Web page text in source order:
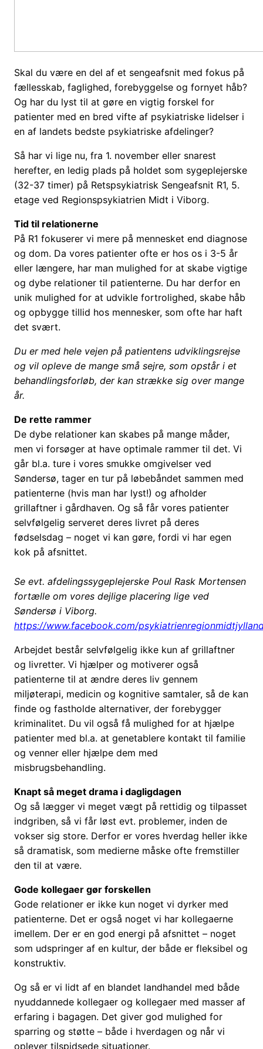
Skal du være en del af et sengeafsnit med fokus på
fællesskab, faglighed, forebyggelse og fornyet håb?
Og har du lyst til at gøre en vigtig forskel for
patienter med en bred vifte af psykiatriske lidelser i
en af landets bedste psykiatriske afdelinger?
Så har vi lige nu, fra 1. november eller snarest
herefter, en ledig plads på holdet som sygeplejerske
(32-37 timer) på Retspsykiatrisk Sengeafsnit R1, 5.
etage ved Regionspsykiatrien Midt i Viborg.
Tid til relationerne
På R1 fokuserer vi mere på mennesket end diagnose
og dom. Da vores patienter ofte er hos os i 3-5 år
eller længere, har man mulighed for at skabe vigtige
og dybe relationer til patienterne. Du har derfor en
unik mulighed for at udvikle fortrolighed, skabe håb
og opbygge tillid hos mennesker, som ofte har haft
det svært.
Du er med hele vejen på patientens udviklingsrejse
og vil opleve de mange små sejre, som opstår i et
behandlingsforløb, der kan strække sig over mange
år.
De rette rammer
De dybe relationer kan skabes på mange måder,
men vi forsøger at have optimale rammer til det. Vi
går bl.a. ture i vores smukke omgivelser ved
Søndersø, tager en tur på løbebåndet sammen med
patienterne (hvis man har lyst!) og afholder
grillaftner i gårdhaven. Og så får vores patienter
selvfølgelig serveret deres livret på deres
fødselsdag – noget vi kan gøre, fordi vi har egen
kok på afsnittet.
Se evt. afdelingssygeplejerske Poul Rask Mortensen
fortælle om vores dejlige placering lige ved
Søndersø i Viborg.
https://www.facebook.com/
Arbejdet består selvfølgelig ikke kun af grillaftner
og livretter. Vi hjælper og motiverer også
patienterne til at ændre deres liv gennem
miljøterapi, medicin og kognitive samtaler, så de kan
finde og fastholde alternativer, der forebygger
kriminalitet. Du vil også få mulighed for at hjælpe
patienter med bl.a. at genetablere kontakt til familie
og venner eller hjælpe dem med
misbrugsbehandling.
Knapt så meget drama i dagligdagen
Og så lægger vi meget vægt på rettidig og tilpasset
indgriben, så vi får løst evt. problemer, inden de
vokser sig store. Derfor er vores hverdag heller ikke
så dramatisk, som medierne måske ofte fremstiller
den til at være.
Gode kollegaer gør forskellen
Gode relationer er ikke kun noget vi dyrker med
patienterne. Det er også noget vi har kollegaerne
imellem. Der er en god energi på afsnittet – noget
som udspringer af en kultur, der både er fleksibel og
konstruktiv.
Og så er vi lidt af en blandet landhandel med både
nyuddannede kollegaer og kollegaer med masser af
erfaring i bagagen. Det giver god mulighed for
sparring og støtte – både i hverdagen og når vi
oplever tilspidsede situationer.